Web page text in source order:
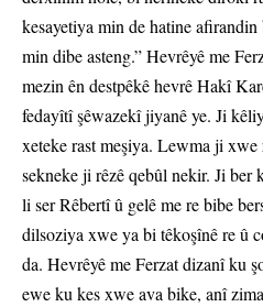
kesayetiya min de hatine
min dibe asteng.” Hevrêyê me
mezin ên destpêkê hevrê Hakî
fedayîtî şêwazekî jiyanê ye. Ji
xeteke rast meşiya. Lewma ji
sekneke ji rêzê qebûl nekir. Ji
li ser Rêbertî û gelê me re bibe
dilsoziya xwe ya bi têkoşînê re û
da. Hevrêyê me Ferzat dizanî ku
ewe ku kes xwe ava bike, anî